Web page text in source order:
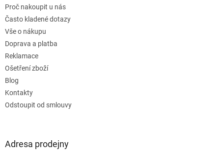
Proč nakoupit u nás
Často kladené dotazy
Vše o nákupu
Doprava a platba
Reklamace
Ošetření zboží
Blog
Kontakty
Odstoupit od smlouvy
Adresa prodejny